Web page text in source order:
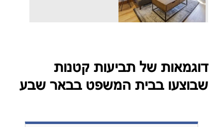
דוגמאות של תביעות קטנות
שבוצעו בבית המשפט בבאר שבע